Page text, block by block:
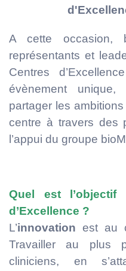
A cette occasion,
représentants et
Centres
évènement
partager les
centre à travers des
l’appui du groupe
Quel est l’objectif
d’Excellence ?
L’innovation est au
Travailler au plus
cliniciens, en